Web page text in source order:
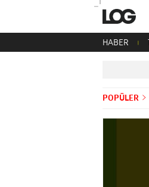
HABER
POPÜLER